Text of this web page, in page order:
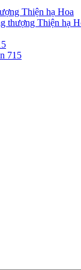
thượng Thiện hạ
715